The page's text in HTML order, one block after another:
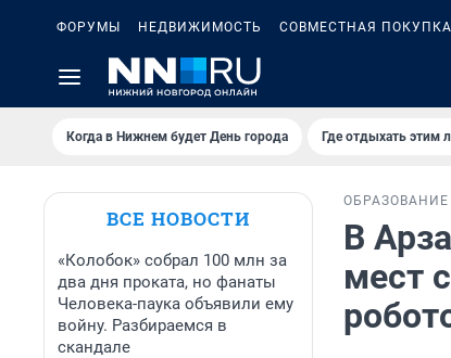
ФОРУМЫ НЕДВИЖИМОСТЬ СОВМЕСТНАЯ ПОКУПКА
Когда в Нижнем будет День города Где отдыхать этим
ВСЕ НОВОСТИ
«Колобок» собрал 100 млн за
два дня проката, но фанаты
Человека-паука объявили ему
войну. Разбираемся в
скандале
ОБРАЗОВАНИЕ
В
мест